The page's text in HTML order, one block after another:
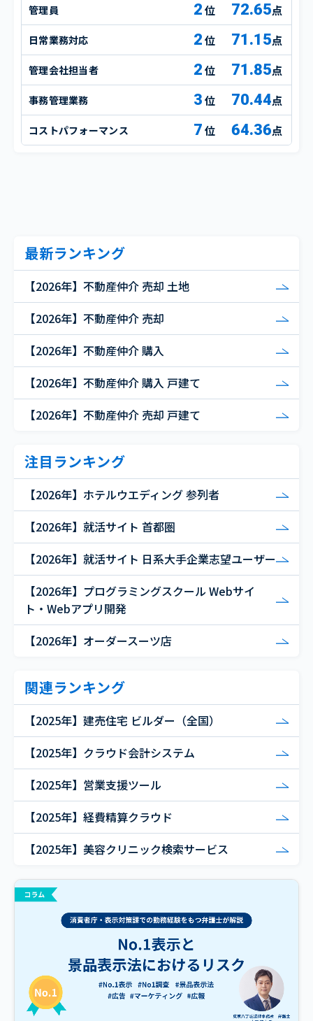
管理員 2 72.65点
日常業務対応 2 71.15点
管理会社担当者 2 71.85点
事務管理業務 3 70.44点
コストパフォーマンス 7 64.36点
最新ランキング
【2026年】不動産仲介 売却 土地
【2026年】不動産仲介 売却
【2026年】不動産仲介 購入
【2026年】不動産仲介 購入 戸建て
【2026年】不動産仲介 売却 戸建て
注目ランキング
【2026年】ホテルウエディング 参列者
【2026年】就活サイト 首都圏
【2026年】就活サイト 日系大手企業志望ユーザー
【2026年】プログラミングスクール Webサイ
ト・Webアプリ開発
【2026年】オーダースーツ店
関連ランキング
【2025年】建売住宅 ビルダー（全国）
【2025年】クラウド会計システム
【2025年】営業支援ツール
【2025年】経費精算クラウド
【2025年】美容クリニック検索サービス